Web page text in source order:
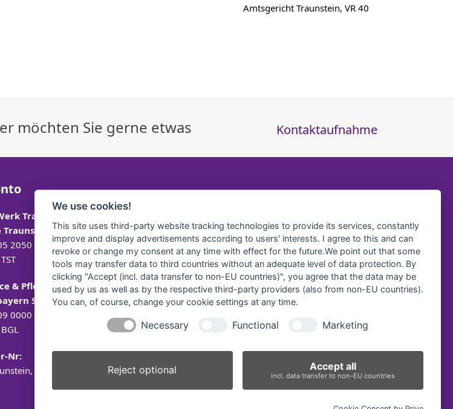
Amtsgericht Traunstein, VR 40
möchten Sie gerne etwas
Kontaktaufnahme
Traunstein e.V.
Traunstein- Trostberg
2050 0040 7535 92
& Pflege gGmbH
Südost eG
0000 0008 2579 57
Nr:
VR 40
We use cookies!
This site uses third-party website tracking technologies to provide its services, constantly
improve and display advertisements according to users' interests. I agree to this and can
revoke or change my consent at any time with effect for the future.We point out that some
tools may transfer data to third countries without an adequate level of data protection. By
clicking "Accept (incl. data transfer to non-EU countries)", you agree that the data may be
used by us as well as by the respective third-party providers (also from non-EU countries).
You can, of course, change your cookie settings at any time.
Necessary Functional Marketing
Reject optional Accept all
incl. data transfer to non-EU countries